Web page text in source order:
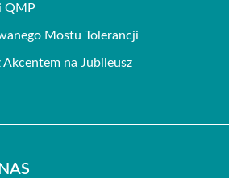
QMP
Mostu Tolerancji
na Jubileusz